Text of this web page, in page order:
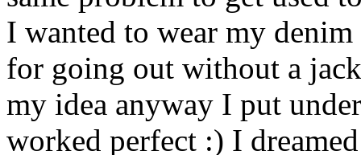
I wanted to wear my
for going out without a
my idea anyway I put
worked perfect :) I